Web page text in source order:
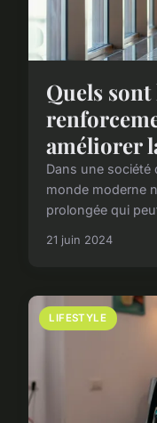
Quels sont
améliorer
Dans une société
monde moderne
prolongée qui
21 juin 2024
LIFESTYLE